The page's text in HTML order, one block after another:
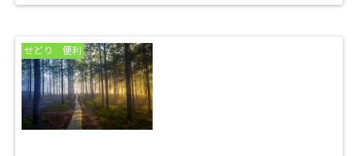
ー・配送最強のゆうパ
ケットポスト知ってま
すか？
せどり 便利